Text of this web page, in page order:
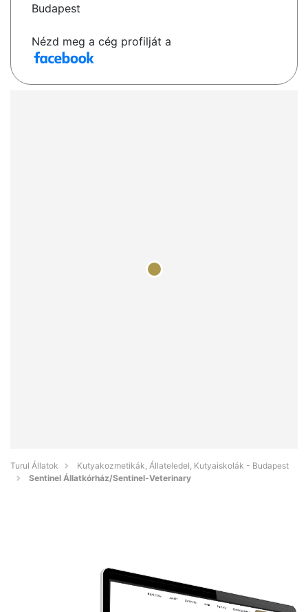
Budapest
Nézd meg a cég profilját a
Turul Állatok
Kutyakozmetikák, Állateledel, Kutyaiskolák - Budapest
Sentinel Állatkórház/Sentinel-Veterinary